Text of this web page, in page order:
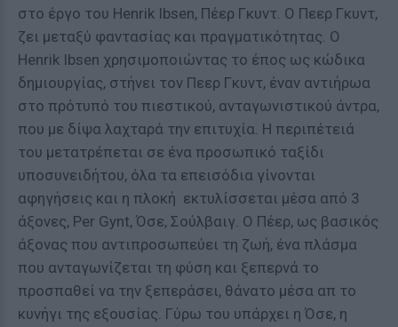
στο έργο του Henrik Ibsen, Πέερ Γκυντ. O Πεερ Γκυντ,
ζει μεταξύ φαντασίας και πραγματικότητας. Ο
Henrik Ibsen χρησιμοποιώντας το έπος ως κώδικα
δημιουργίας, στήνει τον Πεερ Γκυντ, έναν αντιήρωα
στο πρότυπό του πιεστικού, ανταγωνιστικού άντρα,
που με δίψα λαχταρά την επιτυχία. Η περιπέτειά
του μετατρέπεται σε ένα προσωπικό ταξίδι
υποσυνειδήτου, όλα τα επεισόδια γίνονται
αφηγήσεις και η πλοκή εκτυλίσσεται μέσα από 3
άξονες, Per Gynt, Όσε, Σούλβαιγ. Ο Πέερ, ως βασικός
άξονας που αντιπροσωπεύει τη ζωή, ένα πλάσμα
που ανταγωνίζεται τη φύση και ξεπερνά το
προσπαθεί να την ξεπεράσει, θάνατο μέσα απ το
κυνήγι της εξουσίας. Γύρω του υπάρχει η Όσε, η